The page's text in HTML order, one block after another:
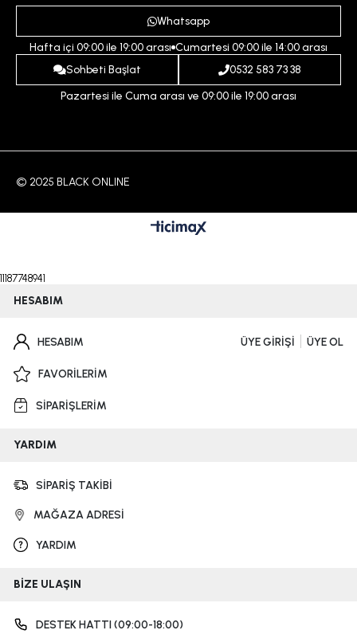
Ödeme ve Teslimat Koşulları
İptal ve İade Koşulları
İndirim
Whatsapp
Hafta içi 09:00 ile 19:00 arası Cumartesi 09:00 ile 14:00 arası
Sohbeti Başlat
0532 583 73 38
Pazartesi ile Cuma arası ve 09:00 ile 19:00 arası
© 2025 BLACK ONLINE
11187748941
HESABIM
HESABIM ÜYE GİRİŞİ ÜYE OL
FAVORİLERİM
SİPARİŞLERİM
YARDIM
SİPARİŞ TAKİBİ
MAĞAZA ADRESİ
YARDIM
BİZE ULAŞIN
DESTEK HATTI (09:00-18:00)